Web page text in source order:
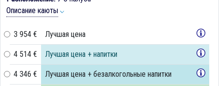
Описание каюты
3 954 € Лучшая цена
4 514 € Лучшая цена + напитки
4 346 € Лучшая цена + безалкогольные напитки